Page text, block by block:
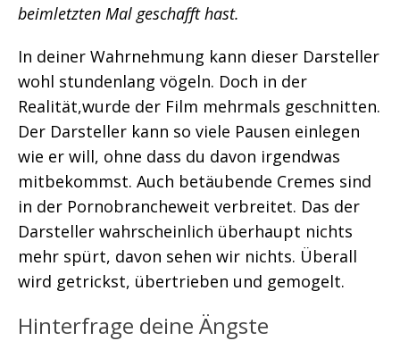
beimletzten Mal geschafft hast.
In deiner Wahrnehmung kann dieser Darsteller
wohl stundenlang vögeln. Doch in der
Realität,wurde der Film mehrmals geschnitten.
Der Darsteller kann so viele Pausen einlegen
wie er will, ohne dass du davon irgendwas
mitbekommst. Auch betäubende Cremes sind
in der Pornobrancheweit verbreitet. Das der
Darsteller wahrscheinlich überhaupt nichts
mehr spürt, davon sehen wir nichts. Überall
wird getrickst, übertrieben und gemogelt.
Hinterfrage deine Ängste